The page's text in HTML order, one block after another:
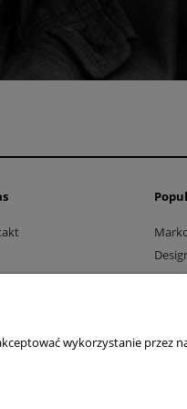
wykorzystanie przez